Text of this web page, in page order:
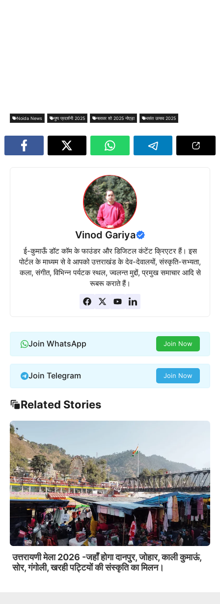
Noida News पुष्प प्रदर्शनी 2025 फ्लावर शो 2025 नोएड़ा वसंत उत्सव 2025
Vinod Gariya
ई-कुमाऊँ डॉट कॉम के फाउंडर और डिजिटल कंटेंट क्रिएटर हैं। इस
पोर्टल के माध्यम से वे आपको उत्तराखंड के देव-देवालयों, संस्कृति-सभ्यता,
कला, संगीत, विभिन्न पर्यटक स्थल, ज्वलन्त मुद्दों, प्रमुख समाचार आदि से
रूबरू कराते हैं।
Join WhatsApp Join Now
Join Telegram Join Now
Related Stories
UKSSSC पेपर लीक : होंगी जन संवाद बैठकें, SIT से प्रत्यक्ष
संवाद कर पाएंगे।